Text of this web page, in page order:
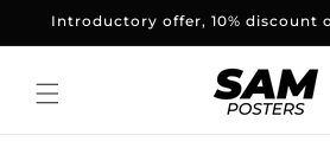
and
Introductory offer, 10% discount